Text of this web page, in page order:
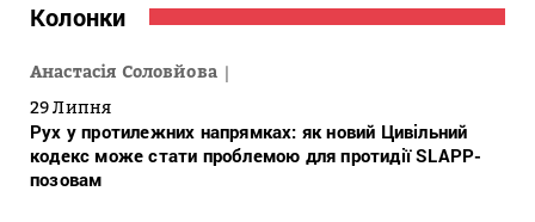
Колонки
Анастасія Соловйова
29 Липня
Рух у протилежних напрямках: як новий Цивільний
кодекс може стати проблемою для протидії SLAPP-
позовам